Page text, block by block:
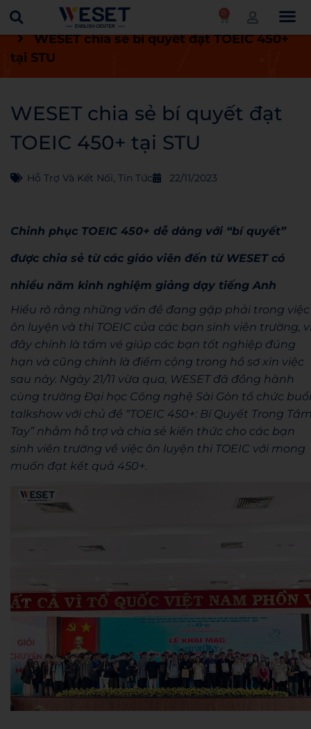
0
Trang chủ Tin tức
Hỗ trợ và kết nối
WESET chia sẻ bí quyết đạt TOEIC 450+
tại STU
WESET chia sẻ bí quyết đạt
TOEIC 450+ tại STU
Hỗ Trợ Và Kết Nối, Tin Tức 22/11/2023
Chinh phục TOEIC 450+ dễ dàng với “bí quyết”
được chia sẻ từ các giáo viên đến từ WESET có
nhiều năm kinh nghiệm giảng dạy tiếng Anh
Hiểu rõ rằng những vấn đề đang gặp phải trong việc
ôn luyện và thi TOEIC của các bạn sinh viên trường,
đây chính là tấm vé giúp các bạn tốt nghiệp đúng
hạn và cũng chính là điểm cộng trong hồ sơ xin việc
sau này. Ngày 21/11 vừa qua, WESET đã đồng hành
cùng trường Đại học Công nghệ Sài Gòn tổ chức buổi
talkshow với chủ đề “TOEIC 450+: Bí Quyết Trong
Tay” nhằm hỗ trợ và chia sẻ kiến thức cho các bạn
sinh viên trường về việc ôn luyện thi TOEIC với mong
muốn đạt kết quả 450+.